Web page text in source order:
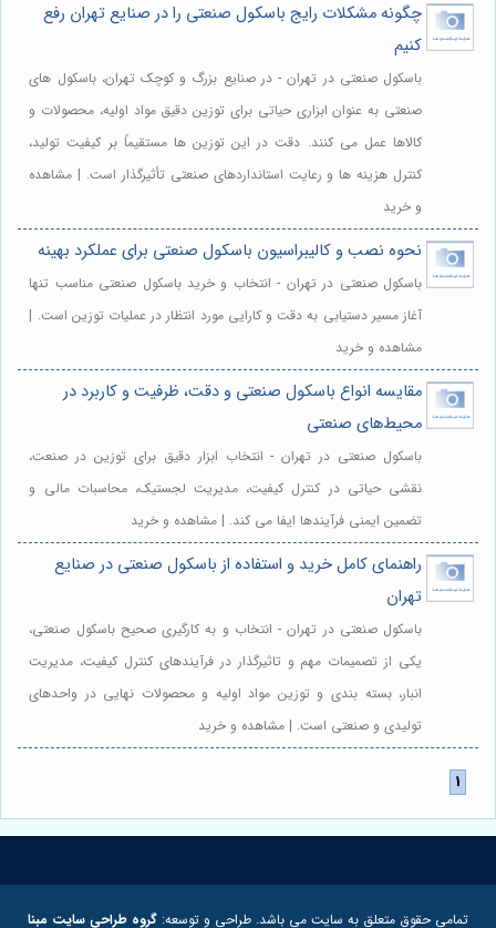
چگونه مشکلات رایج باسکول صنعتی را در صنایع تهران رفع
کنیم
باسکول صنعتی در تهران - در صنایع بزرگ و کوچک تهران، باسکول های
صنعتی به عنوان ابزاری حیاتی برای توزین دقیق مواد اولیه، محصولات و
کالاها عمل می کنند. دقت در این توزین ها مستقیماً بر کیفیت تولید،
کنترل هزینه ها و رعایت استانداردهای صنعتی تأثیرگذار است. | مشاهده
و خرید
نحوه نصب و کالیبراسیون باسکول صنعتی برای عملکرد بهینه
باسکول صنعتی در تهران - انتخاب و خرید باسکول صنعتی مناسب تنها
آغاز مسیر دستیابی به دقت و کارایی مورد انتظار در عملیات توزین است. |
مشاهده و خرید
مقایسه انواع باسکول صنعتی و دقت، ظرفیت و کاربرد در
محیط‌های صنعتی
باسکول صنعتی در تهران - انتخاب ابزار دقیق برای توزین در صنعت،
نقشی حیاتی در کنترل کیفیت، مدیریت لجستیک، محاسبات مالی و
تضمین ایمنی فرآیندها ایفا می کند. | مشاهده و خرید
راهنمای کامل خرید و استفاده از باسکول صنعتی در صنایع
تهران
باسکول صنعتی در تهران - انتخاب و به کارگیری صحیح باسکول صنعتی،
یکی از تصمیمات مهم و تاثیرگذار در فرآیندهای کنترل کیفیت، مدیریت
انبار، بسته بندی و توزین مواد اولیه و محصولات نهایی در واحدهای
تولیدی و صنعتی است. | مشاهده و خرید
تمامی حقوق متعلق به سایت می باشد. طراحی و توسعه: گروه طراحی سایت مبنا